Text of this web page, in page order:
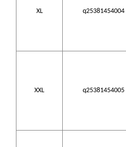
XL q25381454004
XXL q25381454005